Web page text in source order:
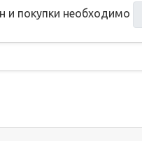
и покупки необходимо